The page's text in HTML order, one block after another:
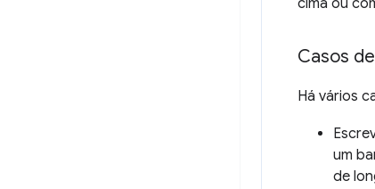
cima ou
Casos
Há vários
um
de